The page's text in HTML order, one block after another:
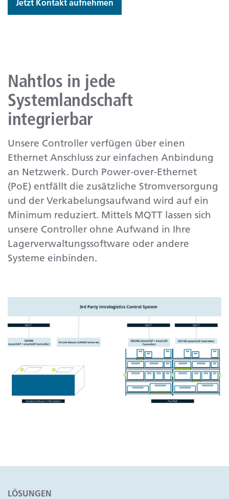
Jetzt Kontakt aufnehmen
Nahtlos in jede
Systemlandschaft
integrierbar
Unsere Controller verfügen über einen
Ethernet Anschluss zur einfachen Anbindung
an Netzwerk. Durch Power-over-Ethernet
(PoE) entfällt die zusätzliche Stromversorgung
und der Verkabelungsaufwand wird auf ein
Minimum reduziert. Mittels MQTT lassen sich
unsere Controller ohne Aufwand in Ihre
Lagerverwaltungssoftware oder andere
Systeme einbinden.
LÖSUNGEN